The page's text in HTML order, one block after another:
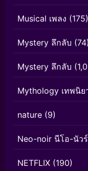
Musical เพลง (175)
Mystery ลึกลับ (74)
Mystery ลึกลับ
Mythology เทพนิย
nature (9)
Neo-noir นีโอ-นัวร์
NETFLIX (190)